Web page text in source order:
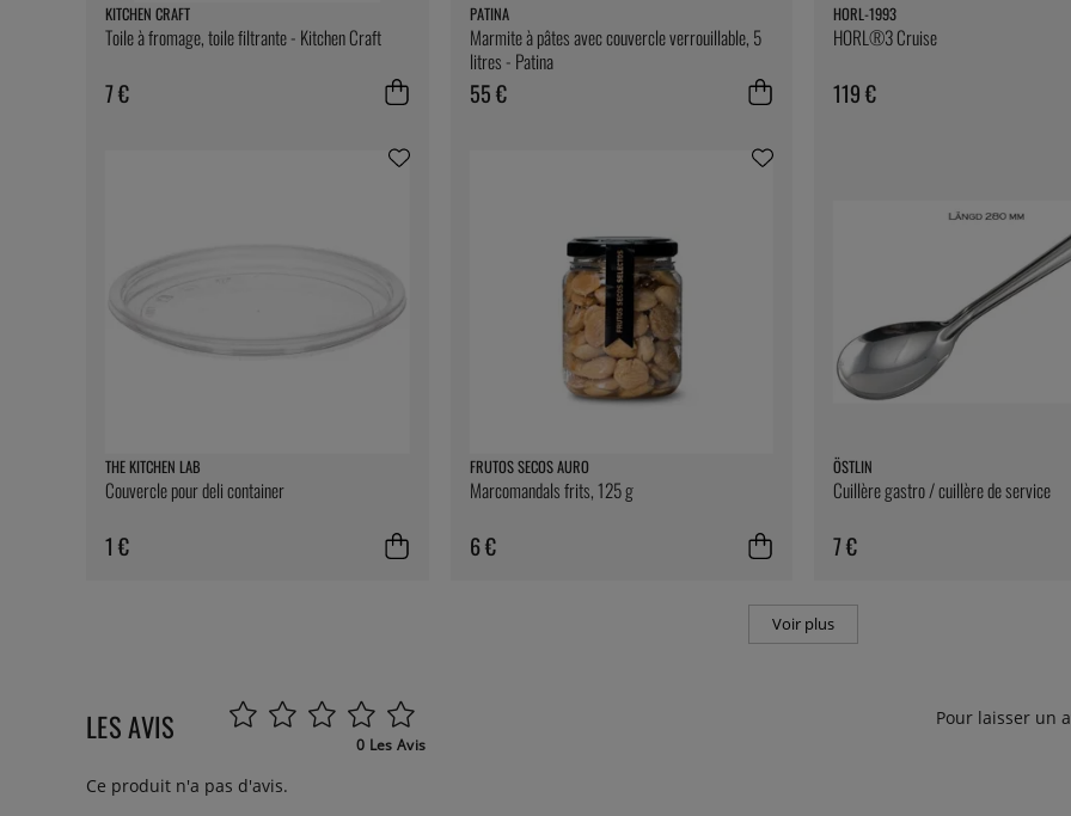
KITCHEN CRAFT
Toile à fromage, toile filtrante - Kitchen Craft
7 €
PATINA
Marmite à pâtes avec couvercle verrouillable, 5
litres - Patina
55 €
HORL-1993
HORL®3 Cruise
119 €
THE KITCHEN LAB
Couvercle pour deli container
1 €
FRUTOS SECOS AURO
Marcomandals frits, 125 g
6 €
ÖSTLIN
Cuillère gastro / cuillère de service
7 €
Voir plus
LES AVIS 0 Les Avis
Pour laisser un
Ce produit n'a pas d'avis.